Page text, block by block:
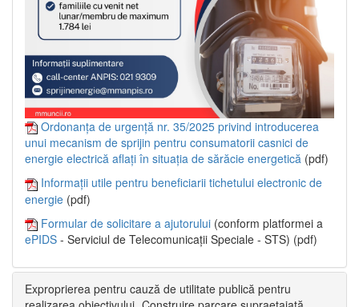
Ordonanța de urgență nr. 35/2025 privind introducerea
unui mecanism de sprijin pentru consumatorii casnici de
energie electrică aflați în situația de sărăcie energetică (pdf)
Informații utile pentru beneficiarii tichetului electronic de
energie (pdf)
Formular de solicitare a ajutorului (conform platformei a
ePIDS - Serviciul de Telecomunicații Speciale - STS) (pdf)
Exproprierea pentru cauză de utilitate publică pentru